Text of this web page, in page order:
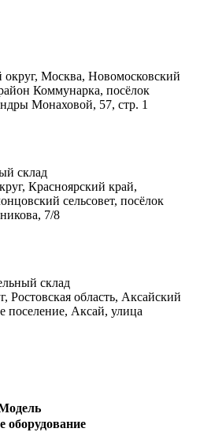
Москва, Новомосковский
Коммунарка, посёлок
Монаховой, 57, стр. 1
склад
Красноярский край,
сельсовет, посёлок
7/8
склад
область, Аксайский
поселение, Аксай, улица
оборудование